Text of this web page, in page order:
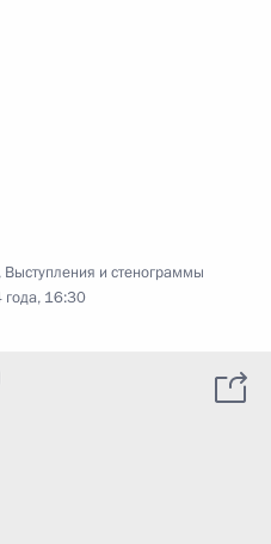
, Выступления и стенограммы
года, 16:30